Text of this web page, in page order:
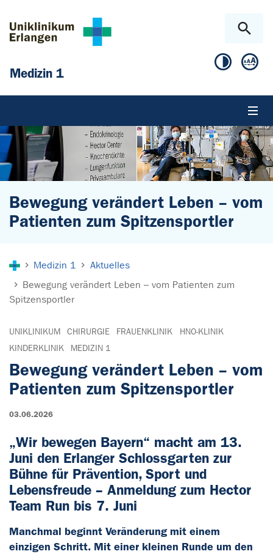
Medizin 1
Bewegung verändert Leben – vom
Patienten zum Spitzensportler
Medizin 1
Aktuelles
Bewegung verändert Leben – vom Patienten zum
Spitzensportler
UNIKLINIKUM CHIRURGIE FRAUENKLINIK
HNO-KLINIK
KINDERKLINIK
MEDIZIN 1
Bewegung verändert Leben – vom
Patienten zum Spitzensportler
03.06.2026
„Wir bewegen Bayern“ macht am 13.
Juni den Erlanger Schlossgarten zur
Bühne für Prävention, Sport und
Lebensfreude – Anmeldung zum Hector
Team Run bis 7. Juni
Manchmal beginnt Veränderung mit einem
einzigen Schritt. Mit einer kleinen Runde um den